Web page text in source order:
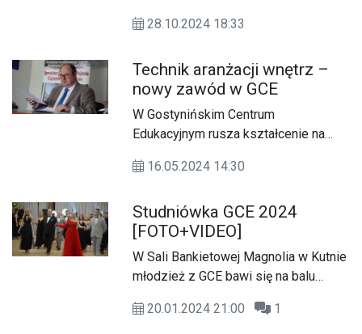
przez właściciela Pana Marcina
statutowych za rok szkolny
28.10.2024 18:33
Technik aranżacji wnętrz –
nowy zawód w GCE
W Gostynińskim Centrum
Edukacyjnym rusza kształcenie na
16.05.2024 14:30
Studniówka GCE 2024
[FOTO+VIDEO]
W Sali Bankietowej Magnolia w Kutnie
młodzież z GCE bawi się na balu
20.01.2024 21:00
1